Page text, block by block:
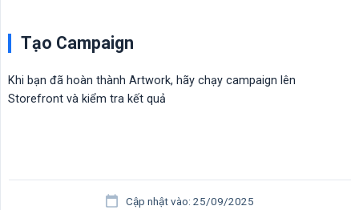
Tạo Campaign
Khi bạn đã hoàn thành Artwork, hãy chạy campaign lên
Storefront và kiểm tra kết quả
Cập nhật vào: 25/09/2025